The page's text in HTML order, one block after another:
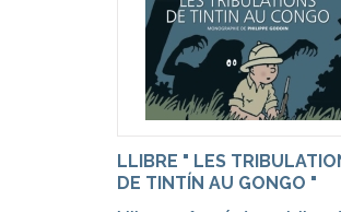
LLIBRE " LES
DE TINTÍN AU GONGO "